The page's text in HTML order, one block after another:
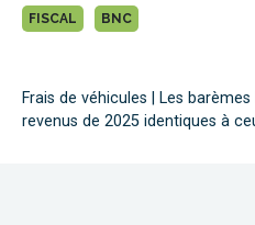
FISCAL BNC
Frais de véhicules | Les
revenus de 2025 identiques à